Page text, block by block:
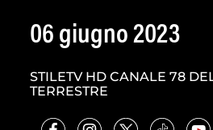
06 giugno 2023
STILETV HD CANALE 78
TERRESTRE